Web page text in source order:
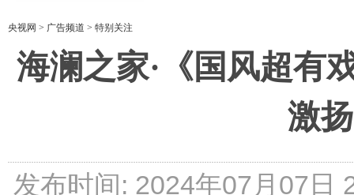
央视网 > 广告频道 > 特别关注
海澜之家·《国风超有
激
发布时间: 2024年07月07日